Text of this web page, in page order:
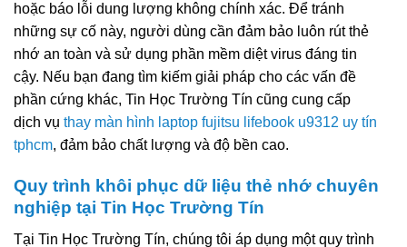
hoặc báo lỗi dung lượng không chính xác. Để tránh
những sự cố này, người dùng cần đảm bảo luôn rút thẻ
nhớ an toàn và sử dụng phần mềm diệt virus đáng tin
cậy. Nếu bạn đang tìm kiếm giải pháp cho các vấn đề
phần cứng khác, Tin Học Trường Tín cũng cung cấp
dịch vụ thay màn hình laptop fujitsu lifebook u9312 uy tín
tphcm, đảm bảo chất lượng và độ bền cao.
Quy trình khôi phục dữ liệu thẻ nhớ chuyên
nghiệp tại Tin Học Trường Tín
Tại Tin Học Trường Tín, chúng tôi áp dụng một quy trình